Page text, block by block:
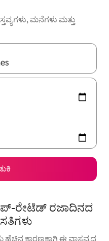
ಮನೆಗಳು ಮತ್ತು
ಡೌನ್ ಬಾಣದ ಕೀಲಿಗಳೊಂದಿಗೆ
ರೇಟೆಡ್ ರಜಾದಿನದ
ಹೆಚ್ಚಿನ ಕಾರಣಕ್ಕಾಗಿ ಈ ವಾಸ್ತವ್ಯದ